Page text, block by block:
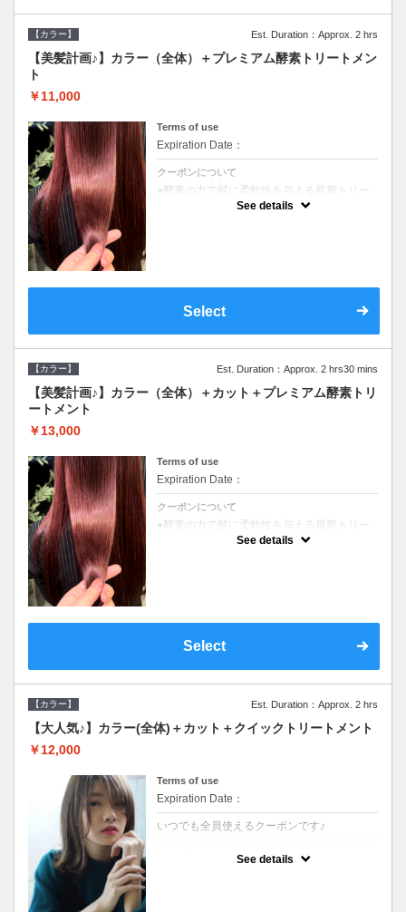
【カラー】 Est. Duration：Approx. 2 hrs
【美髪計画♪】カラー（全体）＋プレミアム酵素トリートメン
ト
￥11,000
Terms of use
Expiration Date：
クーポンについて
●酵素の力で髪に柔軟性を与える最新トリー
トメント●ＳＢ込●長さ料金あり《こちらのク
ーポンご利用のお客様のみ》オリジナル酵素
See details
Select
【カラー】 Est. Duration：Approx. 2 hrs30 mins
【美髪計画♪】カラー（全体）＋カット＋プレミアム酵素トリ
ートメント
￥13,000
Terms of use
Expiration Date：
クーポンについて
●酵素の力で髪に柔軟性を与える最新トリー
トメント●ＳＢ込●長さ料金あり《こちらのク
See details
Select
【カラー】 Est. Duration：Approx. 2 hrs
【大人気♪】カラー(全体)＋カット＋クイックトリートメント
￥12,000
Terms of use
Expiration Date：
いつでも全員使えるクーポンです♪
See details